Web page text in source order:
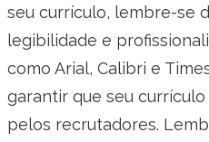
seu currículo, lembre-se
legibilidade e
como Arial, Calibri e
garantir que seu
pelos recrutadores.